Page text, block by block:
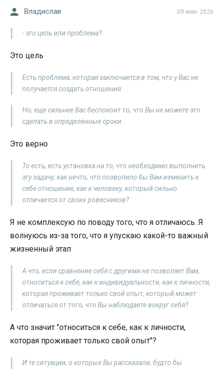
09 июн. 2026
Владислав
- это цель или проблема?
Это цель
Есть проблема, которая заключается в том, что у Вас не
получается создать отношения.
Но, еще сильнее Вас беспокоит то, что Вы не можете это
сделать в определённые сроки.
Это верно
То есть, есть установка на то, что необходимо выполнить
эту задачу, как нечто, что позволило бы Вам изменить к
себе отношение, как к человеку, который сильно
отличается от своих ровесников?
Я не комплексую по поводу того, что я отличаюсь. Я
волнуюсь из-за того, что я упускаю какой-то важный
жизненный этап
А что, если сравнение себя с другими не позволяет Вам,
относиться к себе, как к индивидуальности, как к личности,
которая проживает только свой опыт, который может
отличаться от того, что Вы наблюдаете вокруг себя?
А что значит "относиться к себе, как к личности,
которая проживает только свой опыт"?
И те ситуации, о которых Вы рассказали, будто бы